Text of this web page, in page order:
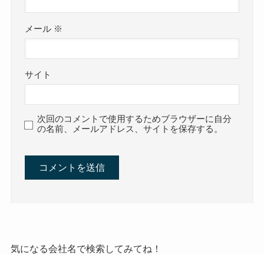
メール ※
サイト
次回のコメントで使用するためブラウザーに自分
の名前、メールアドレス、サイトを保存する。
気になる会社名で検索してみてね！